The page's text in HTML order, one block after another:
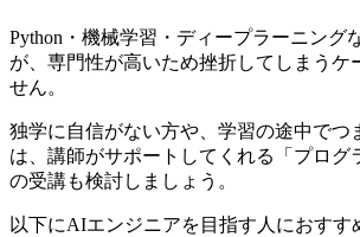
Python・機械学習・ディープラーニング
が、専門性が高いため挫折してしまうケ
せん。
独学に自信がない方や、学習の途中でつ
は、 講師がサポートしてくれる「プログ
の受講も検討しましょう。
以下にAIエンジニアを目指す人におすす